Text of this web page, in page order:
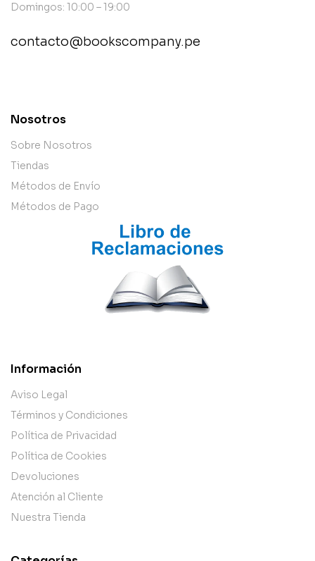
Domingos: 10:00 – 19:00
contacto@bookscompany.pe
Nosotros
Sobre Nosotros
Tiendas
Métodos de Envío
Métodos de Pago
Información
Aviso Legal
Términos y Condiciones
Política de Privacidad
Política de Cookies
Devoluciones
Atención al Cliente
Nuestra Tienda